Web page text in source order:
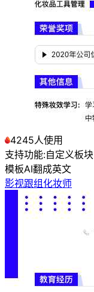
4245人使用
支持功能:自定义板块
模板AI翻成英文
影视跟组化妆师